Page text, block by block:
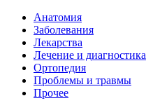
Анатомия
Заболевания
Лекарства
Лечение и диагностика
Ортопедия
Проблемы и травмы
Прочее